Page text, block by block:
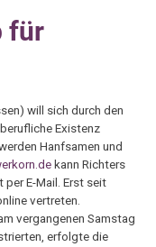
für
will sich durch den
Existenz
Hanfsamen und
kann Richters
E-Mail. Erst seit
vertreten.
vergangenen Samstag
erfolgte die